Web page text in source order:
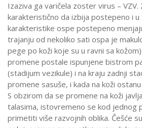
Izaziva ga varičela zoster virus – VZV.
karakteristično da izbija postepeno i
karakteristike ospe postepeno
trajanju od nekoliko sati ospa je
pege po koži koje su u ravni sa
promene postale ispunjene bistrom
(stadijum vezikule) i na kraju zadnji
promene sasuše, i kada na koži
S obzirom da se promene na koži
talasima, istovremeno se kod jednog
primetiti više razvojnih oblika. Češće